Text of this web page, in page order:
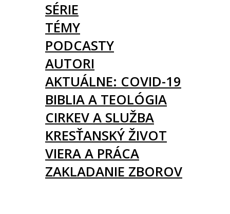
SÉRIE
TÉMY
PODCASTY
AUTORI
AKTUÁLNE: COVID-19
BIBLIA A TEOLÓGIA
CIRKEV A SLUŽBA
KRESŤANSKÝ ŽIVOT
VIERA A PRÁCA
ZAKLADANIE ZBOROV